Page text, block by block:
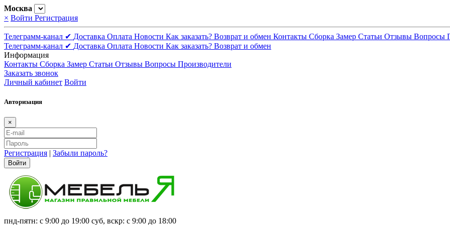
Москва
× Войти Регистрация
Телеграмм-канал ✔ Доставка Оплата Новости Как заказать? Возврат и обмен Контакты Сборка Замер Статьи Отзывы Вопросы
Телеграмм-канал ✔ Доставка Оплата Новости Как заказать? Возврат и обмен
Информация
Контакты Сборка Замер Статьи Отзывы Вопросы Производители
Заказать звонок
Личный кабинет Войти
Авторизация
×
Регистрация | Забыли пароль?
Войти
пнд-пятн: с 9:00 до 19:00 суб, вскр: с 9:00 до 18:00